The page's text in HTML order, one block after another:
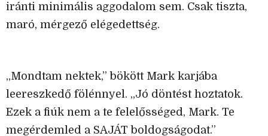
iránti minimális aggodalom sem. Csak tiszta,
maró, mérgező elégedettség.
„Mondtam nektek,” bökött Mark karjába
leereszkedő fölénnyel. „Jó döntést hoztatok.
Ezek a fiúk nem a te felelősséged, Mark. Te
megérdemled a SAJÁT boldogságodat.”